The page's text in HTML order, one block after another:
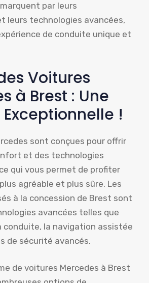
par leurs
leurs technologies avancées,
de conduite unique et
Voitures
à Brest : Une
!
sont conçues pour offrir
et des technologies
qui vous permet de profiter
agréable et plus sûre. Les
à la concession de Brest sont
avancées telles que
conduite, la navigation assistée
de sécurité avancés.
de voitures Mercedes à Brest